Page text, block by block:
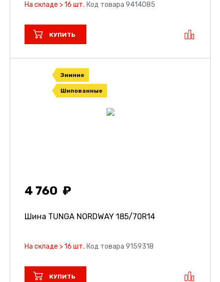
На складе > 16 шт. Код товара 9414085
КУПИТЬ
Зимние
Шипованные
4 760
Шина TUNGA NORDWAY 185/70R14
На складе > 16 шт. Код товара 9159318
КУПИТЬ